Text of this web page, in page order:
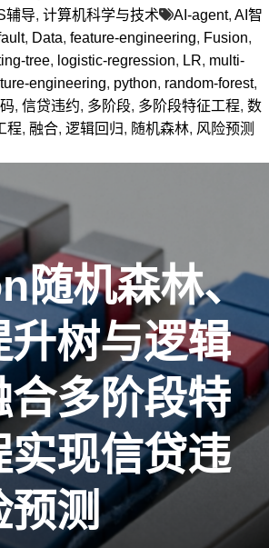
辅导, 计算机科学与技术 AI-agent, AI智
, Data, feature-engineering, Fusion,
tree, logistic-regression, LR, multi-
engineering, python, random-forest,
, 信贷违约, 多阶段, 多阶段特征工程, 数
程, 融合, 逻辑回归, 随机森林, 风险预测
随机森林、
升树与逻辑
合多阶段特
实现信贷违
预测